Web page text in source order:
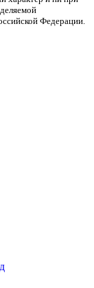
Федерации.